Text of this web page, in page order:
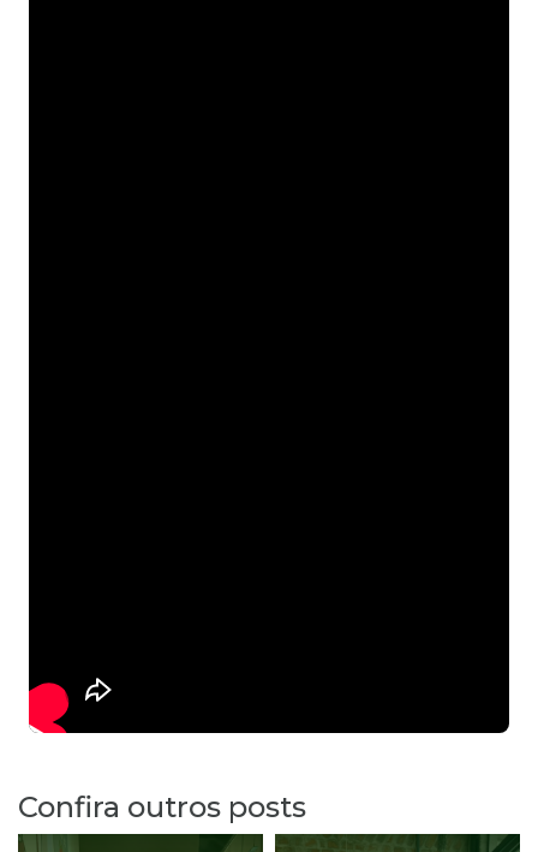
Confira outros posts